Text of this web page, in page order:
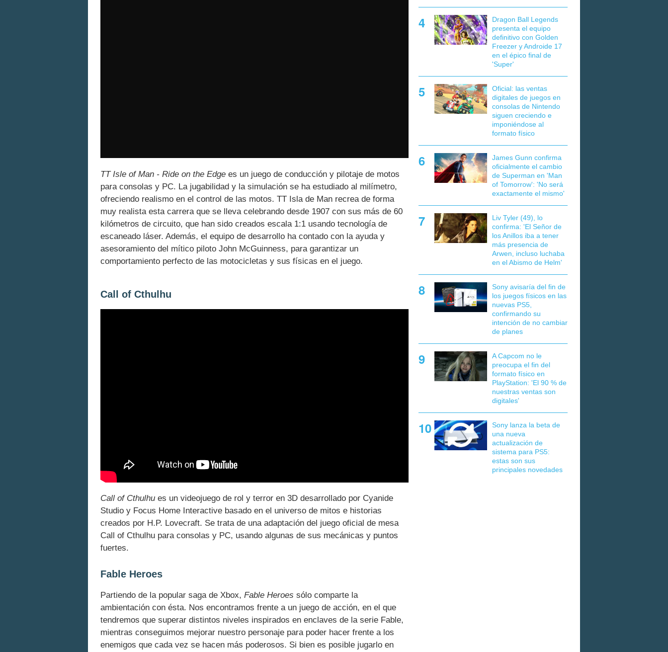
TT Isle of Man - Ride on the Edge es un juego de conducción y pilotaje de motos
para consolas y PC. La jugabilidad y la simulación se ha estudiado al milímetro,
ofreciendo realismo en el control de las motos. TT Isla de Man recrea de forma
muy realista esta carrera que se lleva celebrando desde 1907 con sus más de 60
kilómetros de circuito, que han sido creados escala 1:1 usando tecnología de
escaneado láser. Además, el equipo de desarrollo ha contado con la ayuda y
asesoramiento del mítico piloto John McGuinness, para garantizar un
comportamiento perfecto de las motocicletas y sus físicas en el juego.
Call of Cthulhu
Call of Cthulhu es un videojuego de rol y terror en 3D desarrollado por Cyanide
Studio y Focus Home Interactive basado en el universo de mitos e historias
creados por H.P. Lovecraft. Se trata de una adaptación del juego oficial de mesa
Call of Cthulhu para consolas y PC, usando algunas de sus mecánicas y puntos
fuertes.
Fable Heroes
Partiendo de la popular saga de Xbox, Fable Heroes sólo comparte la
ambientación con ésta. Nos encontramos frente a un juego de acción, en el que
tendremos que superar distintos niveles inspirados en enclaves de la serie Fable,
mientras conseguimos mejorar nuestro personaje para poder hacer frente a los
enemigos que cada vez se hacen más poderosos. Si bien es posible jugarlo en
Dragon Ball Legends
presenta el equipo
definitivo con Golden
Freezer y Androide 17
en el épico final de
'Super'
Oficial: las ventas
digitales de juegos en
consolas de Nintendo
siguen creciendo e
imponiéndose al
formato físico
James Gunn confirma
oficialmente el cambio
de Superman en 'Man
of Tomorrow': 'No será
exactamente el mismo'
Liv Tyler (49), lo
confirma: 'El Señor de
los Anillos iba a tener
más presencia de
Arwen, incluso luchaba
en el Abismo de Helm'
Sony avisaría del fin de
los juegos físicos en las
nuevas PS5,
confirmando su
intención de no cambiar
de planes
A Capcom no le
preocupa el fin del
formato físico en
PlayStation: 'El 90 % de
nuestras ventas son
digitales'
Sony lanza la beta de
una nueva
actualización de
sistema para PS5:
estas son sus
principales novedades